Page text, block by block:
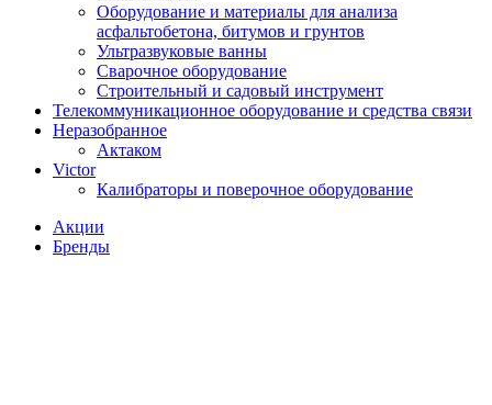
Оборудование и материалы для анализа
асфальтобетона, битумов и грунтов
Ультразвуковые ванны
Сварочное оборудование
Строительный и садовый инструмент
Телекоммуникационное оборудование и средства связи
Неразобранное
Актаком
Victor
Калибраторы и поверочное оборудование
Акции
Бренды